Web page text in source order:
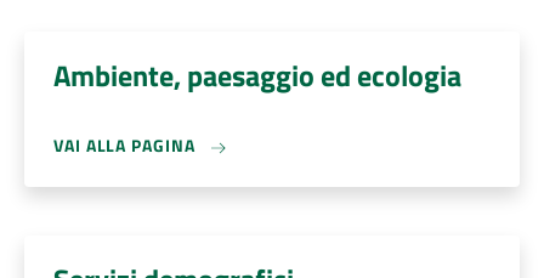
Ambiente, paesaggio ed ecologia
VAI ALLA PAGINA